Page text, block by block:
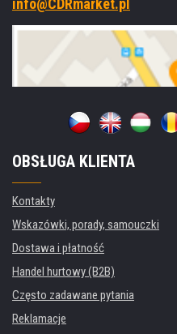
info@CDRmarket.pl
OBSŁUGA KLIENTA
Kontakty
Wskazówki, porady, samouczki
Dostawa i płatność
Handel hurtowy (B2B)
Często zadawane pytania
Reklamacje